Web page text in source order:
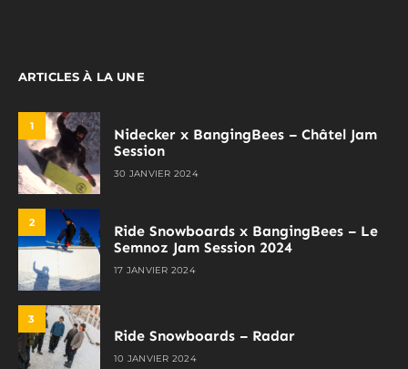
ARTICLES À LA UNE
1
Nidecker x BangingBees – Châtel Jam
Session
30 JANVIER 2024
2
Ride Snowboards x BangingBees – Le
Semnoz Jam Session 2024
17 JANVIER 2024
3
Ride Snowboards – Radar
10 JANVIER 2024